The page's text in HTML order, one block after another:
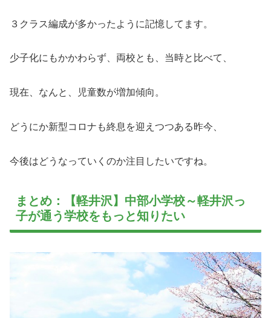
３クラス編成が多かったように記憶してます。
少子化にもかかわらず、両校とも、当時と比べて、
現在、なんと、児童数が増加傾向。
どうにか新型コロナも終息を迎えつつある昨今、
今後はどうなっていくのか注目したいですね。
まとめ：【軽井沢】中部小学校～軽井沢っ
子が通う学校をもっと知りたい